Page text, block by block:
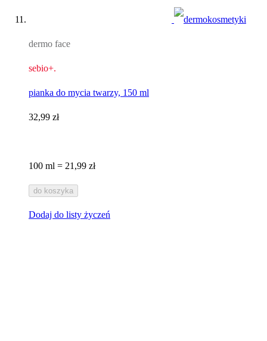
dermo face
sebio+.
pianka do mycia twarzy, 150 ml
32,99 zł
100 ml = 21,99 zł
do koszyka
Dodaj do listy życzeń